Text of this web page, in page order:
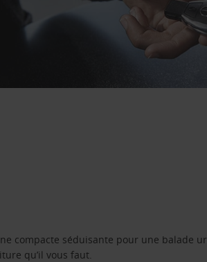
compacte séduisante pour une balade
qu’il vous faut.